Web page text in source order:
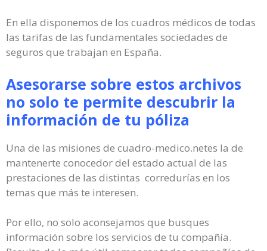
En ella disponemos de los cuadros médicos de todas
las tarifas de las fundamentales sociedades de
seguros que trabajan en España.
Asesorarse sobre estos archivos
no solo te permite descubrir la
información de tu póliza
Una de las misiones de cuadro-medico.netes la de
mantenerte conocedor del estado actual de las
prestaciones de las distintas corredurías en los
temas que más te interesen.
Por ello, no solo aconsejamos que busques
información sobre los servicios de tu compañía.